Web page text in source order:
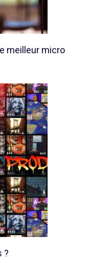
meilleur micro
?